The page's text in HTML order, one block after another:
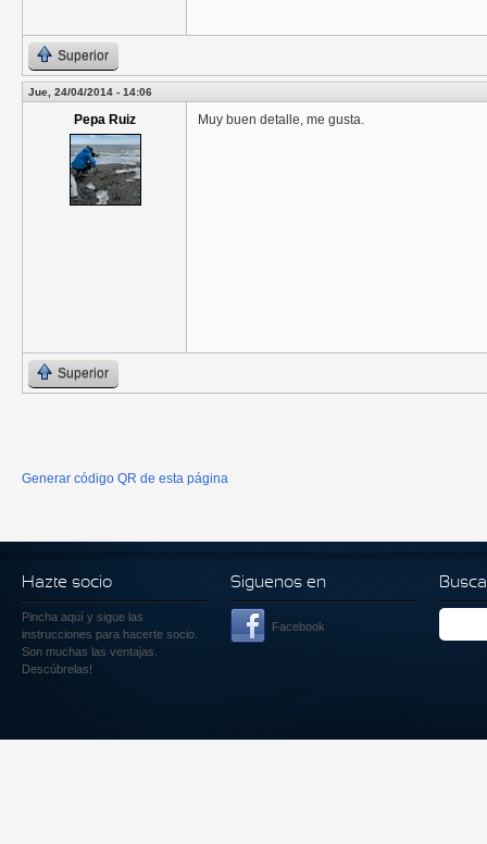
Superior
Jue, 24/04/2014 - 14:06
Pepa Ruiz Muy buen detalle, me gusta.
Superior
Generar código QR de esta página
Hazte socio
Pincha aquí y sigue las
instrucciones para hacerte socio.
Son muchas las ventajas.
Descúbrelas!
Siguenos en
Facebook